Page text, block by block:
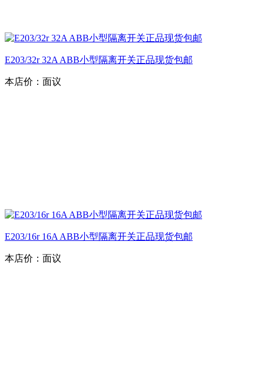
E203/32r 32A ABB小型隔离开关正品现货包邮
本店价： 面议
E203/16r 16A ABB小型隔离开关正品现货包邮
本店价： 面议